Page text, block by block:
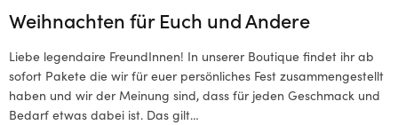
Weihnachten für Euch und Andere
Liebe legendaire FreundInnen! In unserer Boutique findet ihr ab
sofort Pakete die wir für euer persönliches Fest zusammengestellt
haben und wir der Meinung sind, dass für jeden Geschmack und
Bedarf etwas dabei ist. Das gilt…